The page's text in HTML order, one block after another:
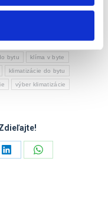
bytu klíma v byte
klimatizácie do bytu
výber klimatizácie
Share
Share